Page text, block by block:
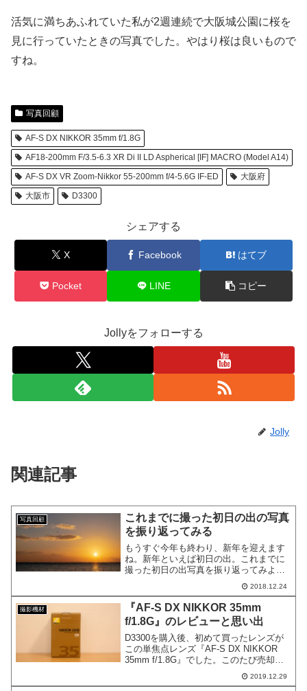
活気に満ちあふれていた私が2週連続で大阪城公園に桜を
見に行っていたときの写真でした。やはり桜は良いもので
すね。
写真回顧
AF-S DX NIKKOR 35mm f/1.8G
AF18-200mm F/3.5-6.3 XR Di II LD Aspherical [IF] MACRO (Model A14)
AF-S DX VR Zoom-Nikkor 55-200mm f/4-5.6G IF-ED
大阪府
大阪市
D3300
シェアする
X Facebook はてブ
Pocket LINE コピー
Jollyをフォローする
Jolly
関連記事
写真回顧
これまでに撮った初日の出の写真
を振り返ってみる
もうすぐ今年も終わり、新年を迎えます
ね。新年といえば初日の出。これまでに
撮った初日の出写真を振り返ってみよう
2018.12.24
撮影機材
『AF-S DX NIKKOR 35mm
f/1.8G』のレビューと思い出
D3300を購入後、初めて買ったレンズが
この単焦点レンズ『AF-S DX NIKKOR
35mm f/1.8G』でした。このたび売却す
ることしたので、レビューと思い出を書
2019.12.29